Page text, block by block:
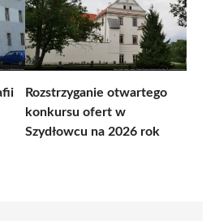
Rozstrzyganie otwartego
konkursu ofert w
Szydłowcu na 2026 rok